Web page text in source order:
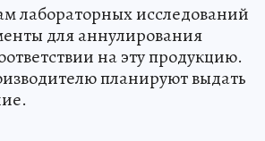
лабораторных исследований
для аннулирования
на эту продукцию.
планируют выдать